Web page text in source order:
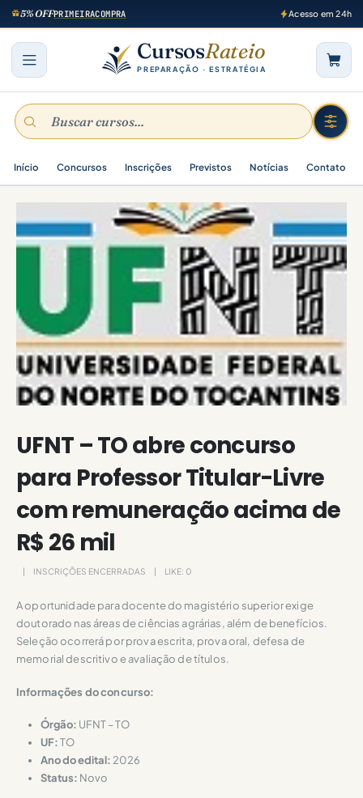
5% OFFPRIMEIRACOMPRA Acesso em 24h
CursosRateio
PREPARAÇÃO · ESTRATÉGIA
Início Concursos Inscrições Previstos Notícias Contato
UFNT – TO abre concurso
para Professor Titular-Livre
com remuneração acima de
R$ 26 mil
INSCRIÇÕES ENCERRADAS LIKE: 0
A oportunidade para docente do magistério superior exige
doutorado nas áreas de ciências agrárias, além de benefícios.
Seleção ocorrerá por prova escrita, prova oral, defesa de
memorial descritivo e avaliação de títulos.
Informações do concurso:
Órgão: UFNT – TO
UF:TO
Ano do edital: 2026
Status: Novo